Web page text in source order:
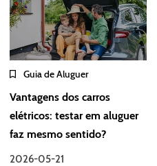
Guia de Aluguer
Vantagens dos carros
elétricos: testar em aluguer
faz mesmo sentido?
2026-05-21